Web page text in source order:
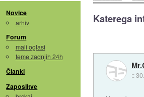
Novice
arhiv
Forum
mali oglasi
teme zadnjih 24h
Članki
Zaposlitve
Katerega
::